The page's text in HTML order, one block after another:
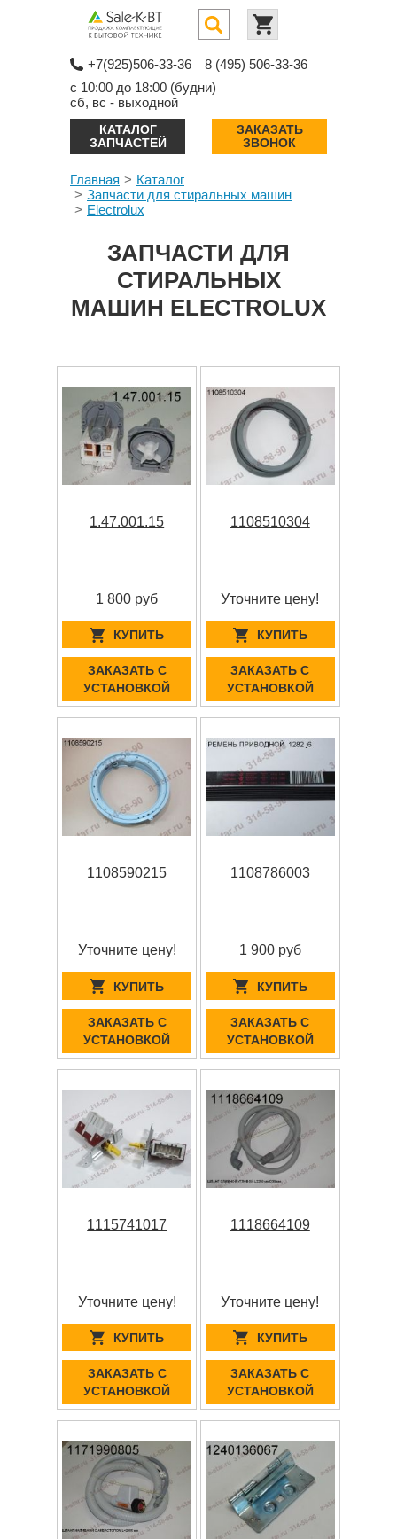
+7(925)506-33-36
8 (495) 506-33-36
с 10:00 до 18:00 (будни)
сб, вс - выходной
КАТАЛОГ
ЗАПЧАСТЕЙ
ЗАКАЗАТЬ
ЗВОНОК
Главная
Каталог
Запчасти для стиральных машин
Electrolux
ЗАПЧАСТИ ДЛЯ
СТИРАЛЬНЫХ
МАШИН ELECTROLUX
1.47.001.15
1 800 руб
КУПИТЬ
ЗАКАЗАТЬ С
УСТАНОВКОЙ
1108510304
Уточните цену!
КУПИТЬ
ЗАКАЗАТЬ С
УСТАНОВКОЙ
1108590215
Уточните цену!
КУПИТЬ
ЗАКАЗАТЬ С
УСТАНОВКОЙ
1108786003
1 900 руб
КУПИТЬ
ЗАКАЗАТЬ С
УСТАНОВКОЙ
1115741017
Уточните цену!
КУПИТЬ
ЗАКАЗАТЬ С
УСТАНОВКОЙ
1118664109
Уточните цену!
КУПИТЬ
ЗАКАЗАТЬ С
УСТАНОВКОЙ